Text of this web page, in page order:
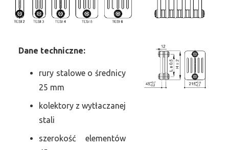
Dane techniczne:
rury stalowe o średnicy
25 mm
kolektory z wytłaczanej
stali
szerokość elementów